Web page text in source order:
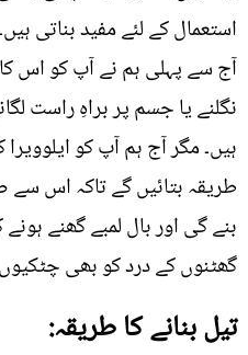
استعمال کے لئے مفید بناتی
آج سے پہلی ہم نے آپ کو اس
نگلنے یا جسم پر براہِ راست
ہیں۔ مگر آج ہم آپ کو
طریقہ بتائیں گے تاکہ اس
بنے گی اور بال لمبے گھنے
گھٹنوں کے درد کو بھی
تیل بنانے کا طریقہ: